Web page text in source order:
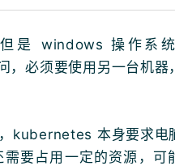
是 windows 操作系
必须要使用另一台机器
kubernetes 本身要求电
要占用一定的资源，可